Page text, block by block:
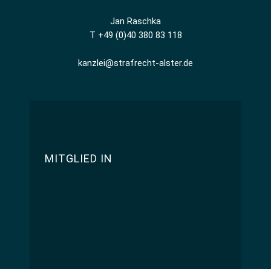
Jan Raschka
T +49 (0)40 380 83 118
kanzlei@strafrecht-alster.de
MITGLIED IN